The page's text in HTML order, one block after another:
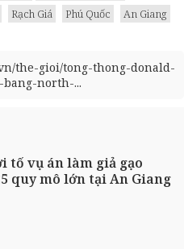
Rạch Giá Phú Quốc
An Giang
the-gioi/tong-thong-donald-
north-...
tố vụ án làm giả gạo
quy mô lớn tại An Giang